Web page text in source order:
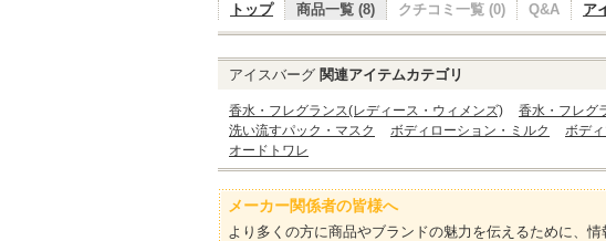
トップ 商品一覧 (8) クチコミ一覧 (0) Q&A ア
アイスバーグ 関連アイテムカテゴリ
香水・フレグランス(レディース・ウィメンズ) 香水・フレグ
洗い流すパック・マスク
ボディローション・ミルク ボデ
オードトワレ
メーカー関係者の皆様へ
より多くの方に商品やブランドの魅力を伝えるために、